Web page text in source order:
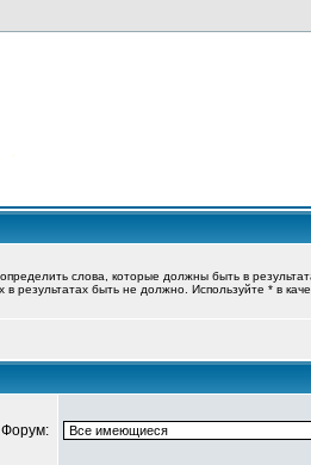
слова, которые должны быть в
в результатах быть не должно. Используйте * в
Форум: